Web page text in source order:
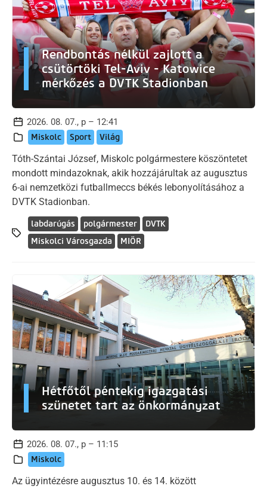
Rendbontás nélkül zajlott a
csütörtöki Tel-Aviv - Katowice
mérkőzés a DVTK Stadionban
2026. 08. 07., p – 12:41
Miskolc Sport Világ
Tóth-Szántai József, Miskolc polgármestere köszöntetet
mondott mindazoknak, akik hozzájárultak az augusztus
6-ai nemzetközi futballmeccs békés lebonyolításához a
DVTK Stadionban.
labdarúgás polgármester
DVTK
Miskolci Városgazda
MIÖR
Hétfőtől péntekig igazgatási
szünetet tart az önkormányzat
2026. 08. 07., p – 11:15
Miskolc
Az ügyintézésre augusztus 10. és 14. között